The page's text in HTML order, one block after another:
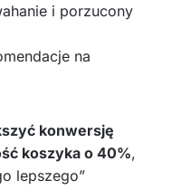
i porzucony
na
konwersję
koszyka o 40%,
lepszego”